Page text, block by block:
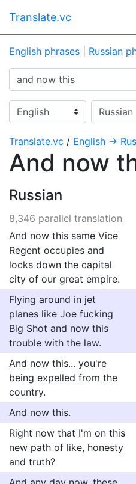
Translate.vc
English phrases Russian
Translate.vc / English →
And now
Russian
8,346 parallel translation
And now this same Vice
Regent occupies and
locks down the capital
city of our great empire.
Flying around in jet
planes like Joe fucking
Big Shot and now this
trouble with the law.
And now this... you're
being expelled from the
country.
And now this.
Right now that I'm on this
new path of like, honesty
and truth?